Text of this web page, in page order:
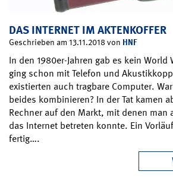
DAS INTERNET IM AKTENKOFFER
Geschrieben am 13.11.2018 von HNF
In den 1980er-Jahren gab es kein World
ging schon mit Telefon und
existierten auch tragbare Computer.
beides kombinieren? In der Tat kamen
Rechner auf den Markt, mit denen man
das Internet betreten konnte. Ein
fertig….